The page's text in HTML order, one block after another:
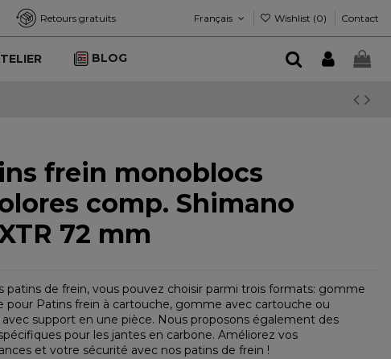
Retours gratuits Français Wishlist (0) Contact
BLOG
frein monoblocs
comp. Shimano
72 mm
patins de frein, vous pouvez choisir parmi trois formats: gomme
pour Patins frein à cartouche, gomme avec cartouche ou
support en une pièce. Nous proposons également des
pour les jantes en carbone. Améliorez vos
et votre sécurité avec nos patins de frein !